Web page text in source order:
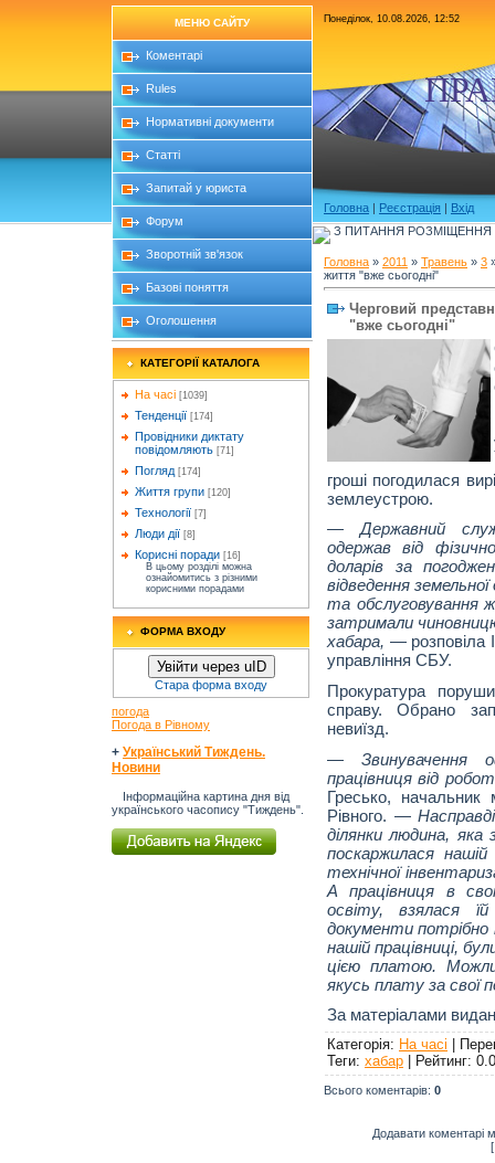
МЕНЮ САЙТУ
Коментарі
Rules
Нормативні документи
Статті
Запитай у юриста
Форум
Зворотній зв'язок
Базові поняття
Оголошення
КАТЕГОРІЇ КАТАЛОГА
На часі [1039]
Тенденції [174]
Провідники диктату
повідомляють [71]
Погляд [174]
Життя групи [120]
Технології [7]
Люди дії [8]
Корисні поради [16]
В цьому розділі можна
ознайомитись з різними
корисними порадами
ФОРМА ВХОДУ
Увійти через uID
Стара форма входу
погода
Погода в Рівному
+ Український Тиждень.
Новини
Інформаційна картина дня від
українського часопису "Тиждень".
Понеділок, 10.08.2026, 12:52
Головна | Реєстрація | Вхід
З ПИТАННЯ РОЗМІЩЕННЯ
Головна » 2011 » Травень » 3
життя "вже сьогодні"
Черговий
"вже сьогодні"
гроші погодилася
землеустрою.
— Державний
одержав від
доларів за
відведення
та обслуговування
затримали
хабара, — розповіла
управління СБУ.
Прокуратура
справу. Обрано
невиїзд.
— Звинувачення
працівниця від
Гресько, начальник
Рівного. —
ділянки людина,
поскаржилася
технічної
А працівниця в
освіту, взялася
документи
нашій працівниці,
цією платою.
якусь плату за свої
За матеріалами
Категорія: На часі |
Теги: хабар | Рейтинг: 0.0
Всього коментарів: 0
Додавати коментарі